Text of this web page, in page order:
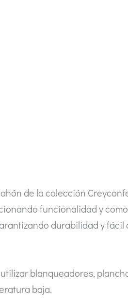
de la colección
funcionalidad y
durabilidad y fácil
blanqueadores,
baja.